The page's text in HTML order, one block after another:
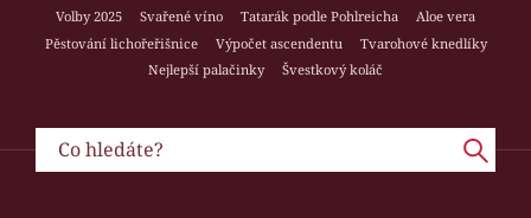
Volby 2025
Svařené víno Tatarák podle Pohlreicha
Aloe vera
Pěstování lichořeřišnice
Výpočet ascendentu
Tvarohové knedlíky
Nejlepší palačinky
Švestkový koláč